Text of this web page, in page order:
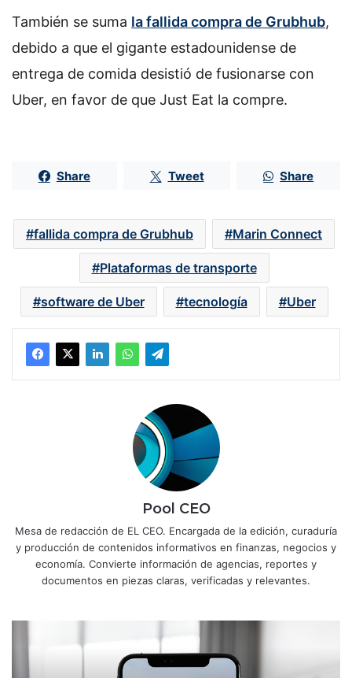
También se suma la fallida compra de Grubhub,
debido a que el gigante estadounidense de
entrega de comida desistió de fusionarse con
Uber, en favor de que Just Eat la compre.
Share Tweet Share
fallida compra de Grubhub Marin Connect
Plataformas de transporte
software de Uber tecnología Uber
Pool CEO
Mesa de redacción de EL CEO. Encargada de la edición, curaduría
y producción de contenidos informativos en finanzas, negocios y
economía. Convierte información de agencias, reportes y
documentos en piezas claras, verificadas y relevantes.